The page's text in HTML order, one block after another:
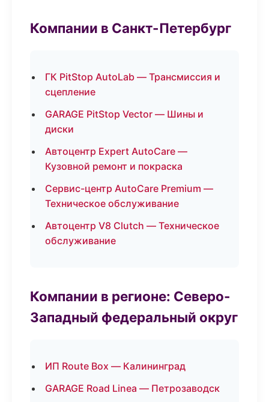
Компании в Санкт-Петербург
ГК PitStop AutoLab — Трансмиссия и
сцепление
GARAGE PitStop Vector — Шины и
диски
Автоцентр Expert AutoCare —
Кузовной ремонт и покраска
Сервис-центр AutoCare Premium —
Техническое обслуживание
Автоцентр V8 Clutch — Техническое
обслуживание
Компании в регионе: Северо-
Западный федеральный округ
ИП Route Box — Калининград
GARAGE Road Linea — Петрозаводск